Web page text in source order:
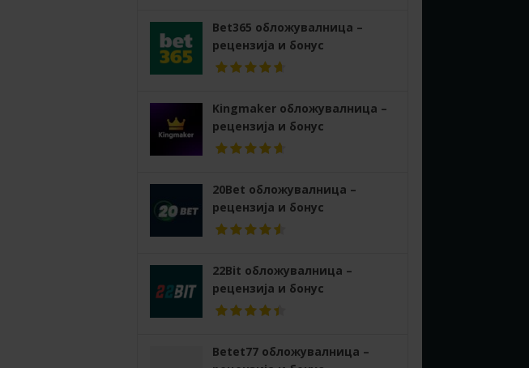
Bet365 обложувалница –
рецензија и бонус
Kingmaker обложувалница –
рецензија и бонус
20Bet обложувалница –
рецензија и бонус
22Bit обложувалница –
рецензија и бонус
Betet77 обложувалница –